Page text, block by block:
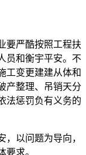
严酷按照工程扶
员和衡宇平安。不
工变更建建从体和
产整理、吊销天分
法惩罚负有义务的
以问题为导向，
要求。